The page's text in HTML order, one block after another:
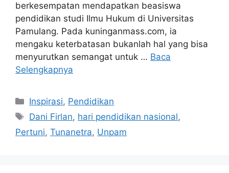
berkesempatan mendapatkan beasiswa
pendidikan studi Ilmu Hukum di Universitas
Pamulang. Pada kuninganmass.com, ia
mengaku keterbatasan bukanlah hal yang bisa
menyurutkan semangat untuk … Baca
Selengkapnya
Kategori
Inspirasi, Pendidikan
Tag
Dani Firlan, hari pendidikan nasional,
Pertuni, Tunanetra, Unpam